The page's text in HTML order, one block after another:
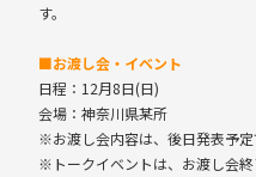
す。
■お渡し会・イベント
日程：12月8日(日)
会場：神奈川県某所
※お渡し会内容は、後日発表予定
※トークイベントは、お渡し会